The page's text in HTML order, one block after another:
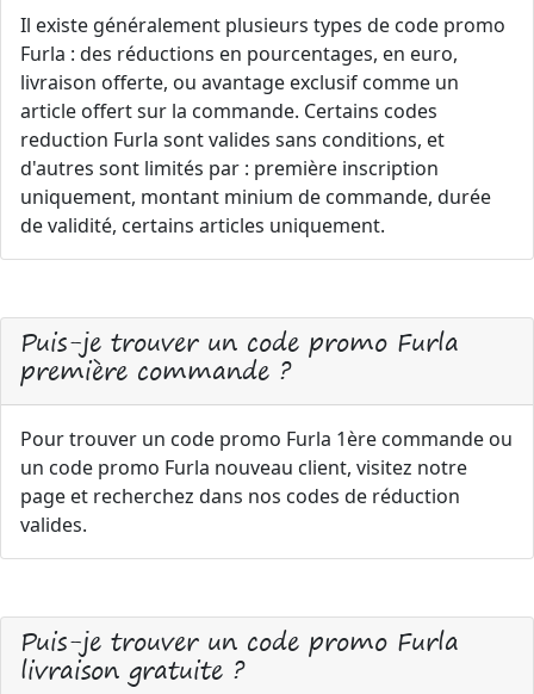
Il existe généralement plusieurs types de code promo
Furla : des réductions en pourcentages, en euro,
livraison offerte, ou avantage exclusif comme un
article offert sur la commande. Certains codes
reduction Furla sont valides sans conditions, et
d'autres sont limités par : première inscription
uniquement, montant minium de commande, durée
de validité, certains articles uniquement.
Puis-je trouver un code promo Furla
première commande ?
Pour trouver un code promo Furla 1ère commande ou
un code promo Furla nouveau client, visitez notre
page et recherchez dans nos codes de réduction
valides.
Puis-je trouver un code promo Furla
livraison gratuite ?